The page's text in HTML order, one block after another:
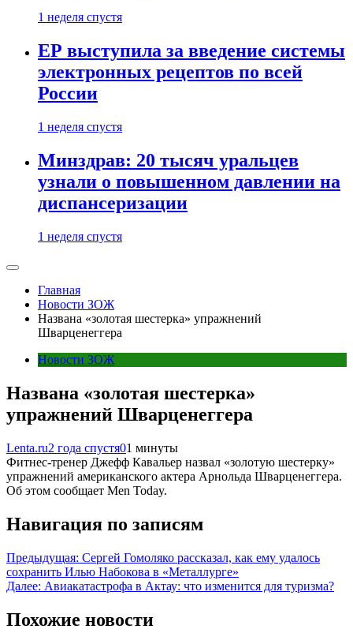
1 неделя спустя
ЕР выступила за введение системы
электронных рецептов по всей
России
1 неделя спустя
Минздрав: 20 тысяч уральцев
узнали о повышенном давлении на
диспансеризации
1 неделя спустя
Главная
Новости ЗОЖ
Названа «золотая шестерка» упражнений
Шварценеггера
Новости ЗОЖ
Названа «золотая шестерка»
упражнений Шварценеггера
Lenta.ru2 года спустя01 минуты
Фитнес-тренер Джефф Кавальер назвал «золотую шестерку»
упражнений американского актера Арнольда Шварценеггера.
Об этом сообщает Men Today.
Навигация по записям
Предыдущая: Сергей Гомоляко рассказал, как ему удалось
сохранить Илью Набокова в «Металлурге»
Далее: Авиакатастрофа в Актау: что изменится для туризма?
Похожие новости